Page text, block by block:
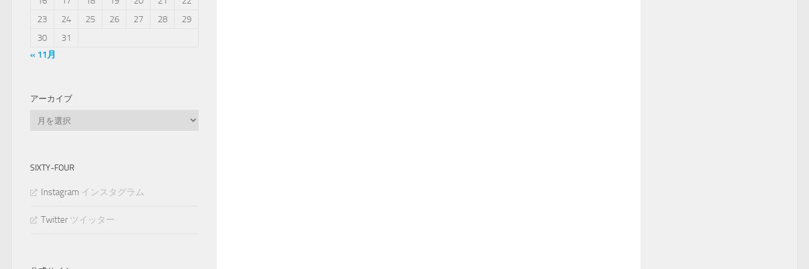
23
24 25 26 27 28
29
30
31
« 11月
アーカイブ
ブ
SIXTY-FOUR
Instagram インスタグラム
Twitter ツイッター